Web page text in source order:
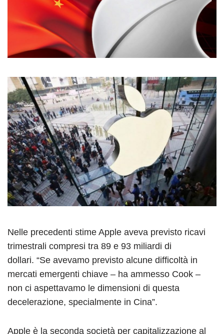
Nelle precedenti stime Apple aveva previsto ricavi
trimestrali compresi tra 89 e 93 miliardi di
dollari. “Se avevamo previsto alcune difficoltà in
mercati emergenti chiave – ha ammesso Cook –
non ci aspettavamo le dimensioni di questa
decelerazione, specialmente in Cina”.
Apple è la seconda società per capitalizzazione al